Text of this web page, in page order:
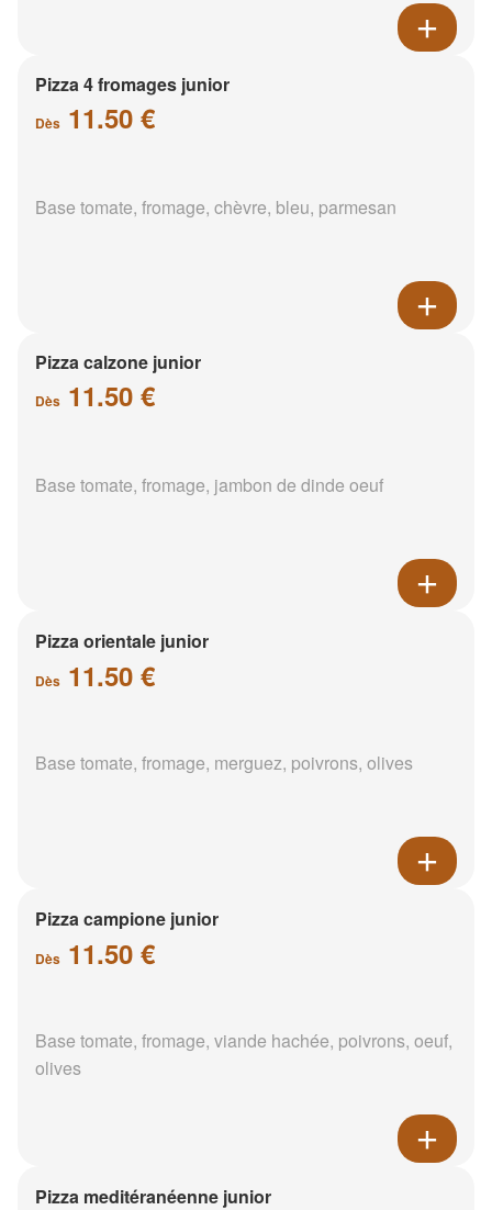
Pizza 4 fromages junior
Dès 11.50 €
Base tomate, fromage, chèvre, bleu, parmesan
Pizza calzone junior
Dès 11.50 €
Base tomate, fromage, jambon de dinde oeuf
Pizza orientale junior
Dès 11.50 €
Base tomate, fromage, merguez, poivrons, olives
Pizza campione junior
Dès 11.50 €
Base tomate, fromage, viande hachée, poivrons, oeuf,
olives
Pizza meditéranéenne junior